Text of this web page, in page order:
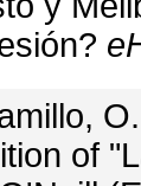
of